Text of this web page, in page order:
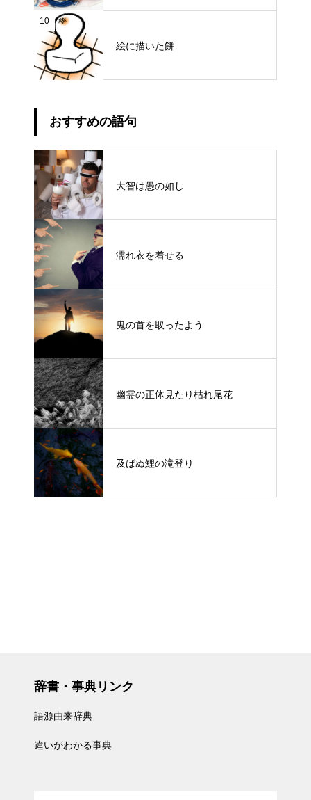
10
絵に描いた餅
おすすめの語句
大智は愚の如し
濡れ衣を着せる
鬼の首を取ったよう
幽霊の正体見たり枯れ尾花
及ばぬ鯉の滝登り
辞書・事典リンク
語源由来辞典
違いがわかる事典